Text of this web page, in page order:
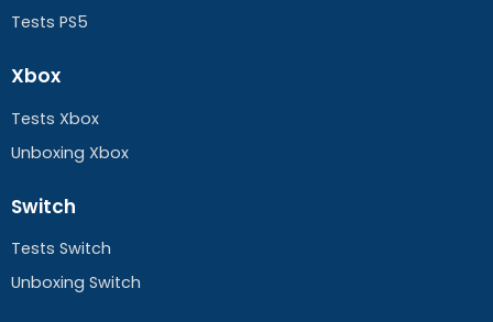
Tests PS5
Xbox
Tests Xbox
Unboxing Xbox
Switch
Tests Switch
Unboxing Switch